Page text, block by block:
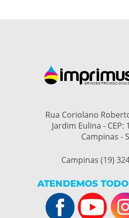
Rua Coriolano
Jardim Eulina - CEP:
Campinas -
Campinas (19)
ATENDEMOS